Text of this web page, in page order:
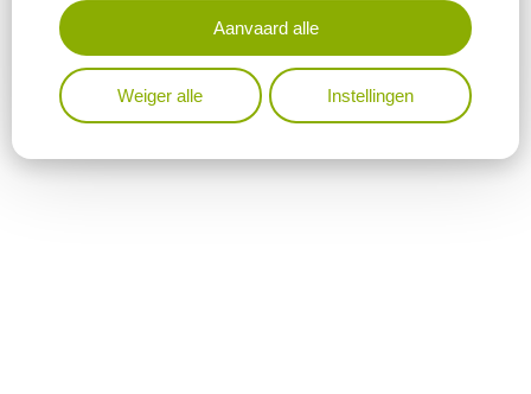
binnenland, het aantal verkochte dosissen in het buitenland en het
aantal dosissen die op de centra zelf gebruikt zijn.
Aanvaard alle
Weiger alle Instellingen